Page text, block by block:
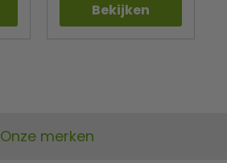
Bekijken
Onze merken